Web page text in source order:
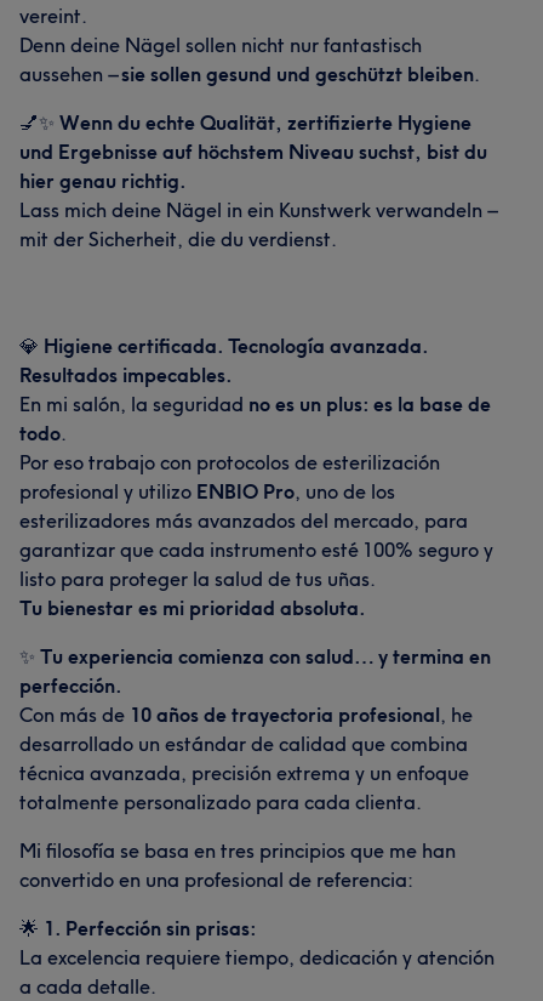
vereint.
Denn deine Nägel sollen nicht nur fantastisch
aussehen –sie sollen gesund und geschützt bleiben.
💅✨ Wenn du echte Qualität, zertifizierte Hygiene
und Ergebnisse auf höchstem Niveau suchst, bist du
hier genau richtig.
Lass mich deine Nägel in ein Kunstwerk verwandeln –
mit der Sicherheit, die du verdienst.
💎 Higiene certificada. Tecnología avanzada.
Resultados impecables.
En mi salón, la seguridad no es un plus: es la base de
todo.
Por eso trabajo con protocolos de esterilización
profesional y utilizo ENBIO Pro, uno de los
esterilizadores más avanzados del mercado, para
garantizar que cada instrumento esté 100% seguro y
listo para proteger la salud de tus uñas.
Tu bienestar es mi prioridad absoluta.
✨ Tu experiencia comienza con salud… y termina en
perfección.
Con más de 10 años de trayectoria profesional, he
desarrollado un estándar de calidad que combina
técnica avanzada, precisión extrema y un enfoque
totalmente personalizado para cada clienta.
Mi filosofía se basa en tres principios que me han
convertido en una profesional de referencia:
🌟 1. Perfección sin prisas:
La excelencia requiere tiempo, dedicación y atención
a cada detalle.